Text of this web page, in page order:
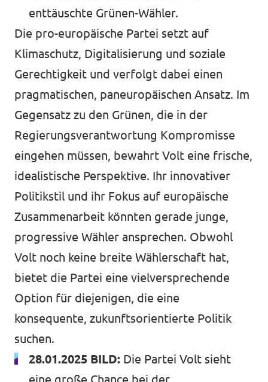
enttäuschte Grünen-Wähler.
Die pro-europäische Partei setzt auf
Klimaschutz, Digitalisierung und soziale
Gerechtigkeit und verfolgt dabei einen
pragmatischen, paneuropäischen Ansatz. Im
Gegensatz zu den Grünen, die in der
Regierungsverantwortung Kompromisse
eingehen müssen, bewahrt Volt eine frische,
idealistische Perspektive. Ihr innovativer
Politikstil und ihr Fokus auf europäische
Zusammenarbeit könnten gerade junge,
progressive Wähler ansprechen. Obwohl
Volt noch keine breite Wählerschaft hat,
bietet die Partei eine vielversprechende
Option für diejenigen, die eine
konsequente, zukunftsorientierte Politik
suchen.
28.01.2025 BILD: Die Partei Volt sieht